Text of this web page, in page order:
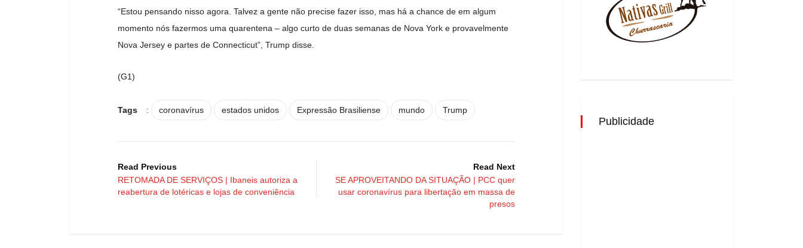
“Estou pensando nisso agora. Talvez a gente não precise fazer isso, mas há a chance de em algum
momento nós fazermos uma quarentena – algo curto de duas semanas de Nova York e provavelmente
Nova Jersey e partes de Connecticut”, Trump disse.
(G1)
Tags : coronavírus estados unidos Expressão Brasiliense mundo Trump
Read Previous
RETOMADA DE SERVIÇOS | Ibaneis autoriza a
reabertura de lotéricas e lojas de conveniência
Read Next
SE APROVEITANDO DA SITUAÇÃO | PCC quer
usar coronavírus para libertação em massa de
presos
Publicidade